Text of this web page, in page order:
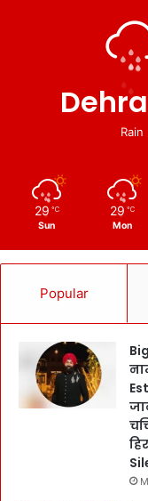
Rain
29 ℃
Sun
29 ℃
Mon
Popular